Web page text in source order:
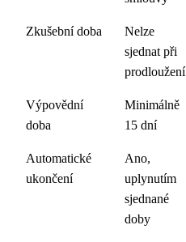
Zkušební doba
Nelze
sjednat při
prodloužení
Výpovědní
doba
Minimálně
15 dní
Automatické
ukončení
Ano,
uplynutím
sjednané
doby